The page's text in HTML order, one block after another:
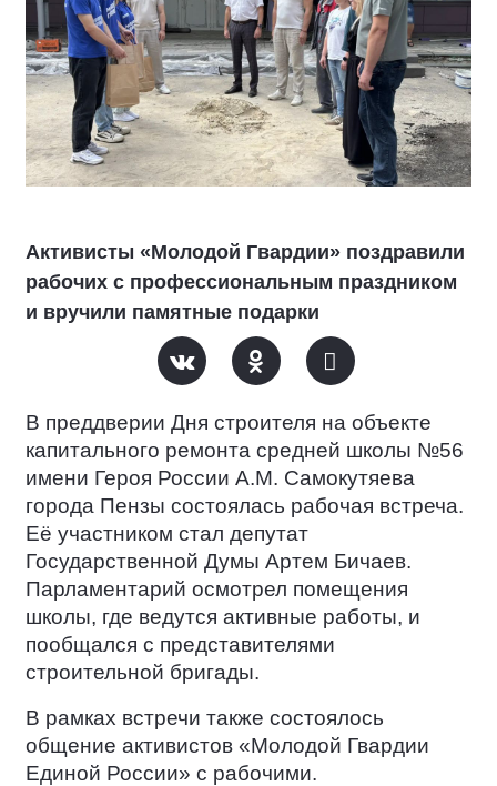
Активисты «Молодой Гвардии» поздравили
рабочих с профессиональным праздником
и вручили памятные подарки
В преддверии Дня строителя на объекте
капитального ремонта средней школы №56
имени Героя России А.М. Самокутяева
города Пензы состоялась рабочая встреча.
Её участником стал депутат
Государственной Думы Артем Бичаев.
Парламентарий осмотрел помещения
школы, где ведутся активные работы, и
пообщался с представителями
строительной бригады.
В рамках встречи также состоялось
общение активистов «Молодой Гвардии
Единой России» с рабочими.